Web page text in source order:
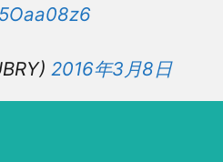
2016年3月8日